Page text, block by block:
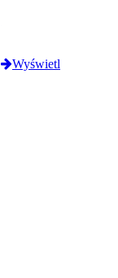
Wyświetl